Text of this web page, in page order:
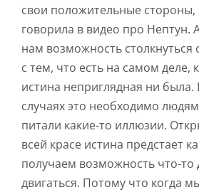
свои положительные стороны,
говорила в видео про Нептун.
нам возможность столкнуться
с тем, что есть на самом деле,
истина неприглядная ни была.
случаях это необходимо
питали какие-то иллюзии.
всей красе истина предстает
получаем возможность что-то
двигаться. Потому что когда